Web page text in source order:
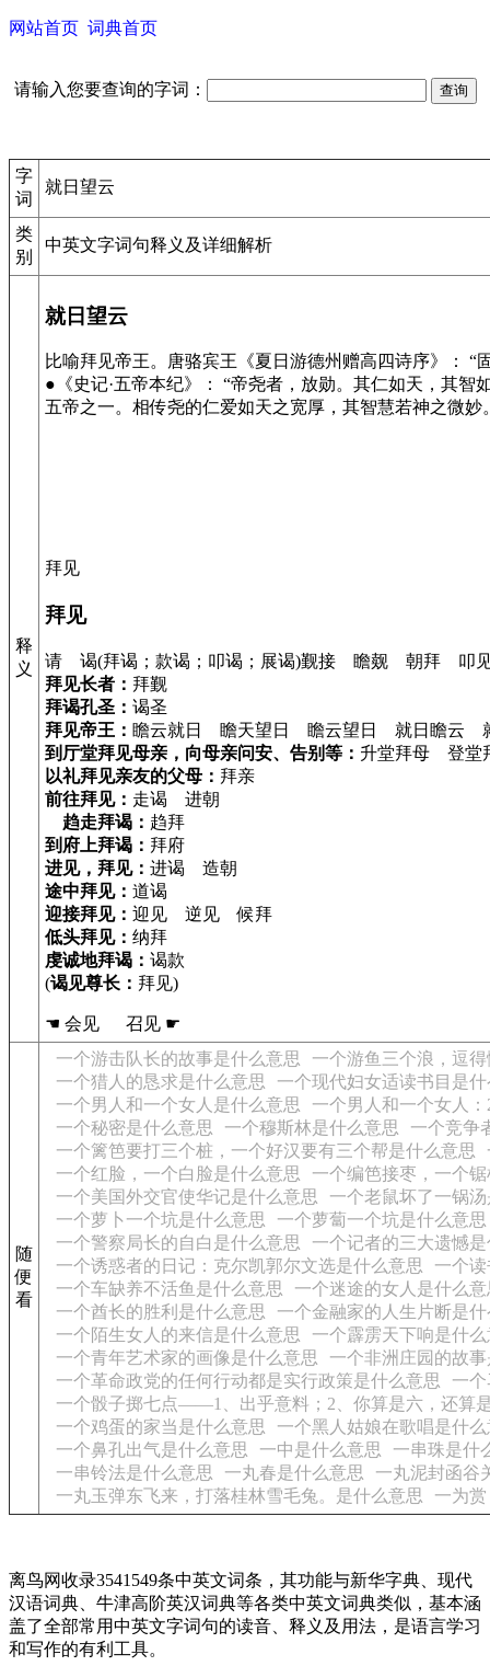
网站首页 词典首页
请输入您要查询的字词：
字
词
就日望云
类
别
中英文字词句释义及详细解析
释
义
就日望云
比喻拜见帝王。唐骆宾王《夏日游德州赠高四诗序》： “
●《史记·五帝本纪》： “帝尧者，放勋。其仁如天，其
五帝之一。相传尧的仁爱如天之宽厚，其智慧若神之微
拜见
拜见
请 谒(拜谒；款谒；叩谒；展谒)觐接 瞻觌 朝拜
拜见长者： 拜觐
拜谒孔圣： 谒圣
拜见帝王： 瞻云就日 瞻天望日 瞻云望日 就日瞻云
到厅堂拜见母亲，向母亲问安、告别等： 升堂拜母 登堂
以礼拜见亲友的父母： 拜亲
前往拜见： 走谒 进朝
趋走拜谒： 趋拜
到府上拜谒： 拜府
进见，拜见： 进谒 造朝
途中拜见： 道谒
迎接拜见： 迎见 逆见 候拜
低头拜见： 纳拜
虔诚地拜谒： 谒款
(谒见尊长： 拜见)
☚ 会见 召见 ☛
随
便
看
一个游击队长的故事是什么意思
一个游鱼三个浪，逗
一个猎人的恳求是什么意思
一个现代妇女适读书目是
一个男人和一个女人是什么意思
一个男人和一个女人
一个秘密是什么意思
一个穆斯林是什么意思
一个竞争
一个篱笆要打三个桩，一个好汉要有三个帮是什么意思
一个红脸，一个白脸是什么意思
一个编笆接枣，一个
一个美国外交官使华记是什么意思
一个老鼠坏了一锅
一个萝卜一个坑是什么意思
一个萝蔔一个坑是什么意思
一个警察局长的自白是什么意思
一个记者的三大遗憾
一个诱惑者的日记：克尔凯郭尔文选是什么意思
一个
一个车缺养不活鱼是什么意思
一个迷途的女人是什么意
一个酋长的胜利是什么意思
一个金融家的人生片断是
一个陌生女人的来信是什么意思
一个霹雳天下响是什
一个青年艺术家的画像是什么意思
一个非洲庄园的故
一个革命政党的任何行动都是实行政策是什么意思
一
一个骰子掷七点——1、出乎意料；2、你算是六，还算
一个鸡蛋的家当是什么意思
一个黑人姑娘在歌唱是什
一个鼻孔出气是什么意思
一中是什么意思
一串珠是什
一串铃法是什么意思
一丸春是什么意思
一丸泥封函谷
一丸玉弹东飞来，打落桂林雪毛兔。是什么意思
一为
离鸟网收录3541549条中英文词条，其功能与新华字典、现代
汉语词典、牛津高阶英汉词典等各类中英文词典类似，基本涵
盖了全部常用中英文字词句的读音、释义及用法，是语言学习
和写作的有利工具。